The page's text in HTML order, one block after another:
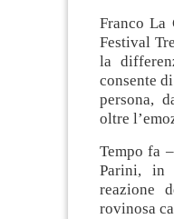
Franco La
Festival
la
consente
persona,
oltre
Tempo fa
Parini, in
reazione
rovinosa